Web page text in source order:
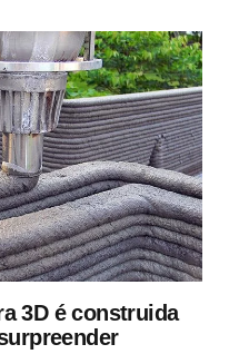
3D é construida